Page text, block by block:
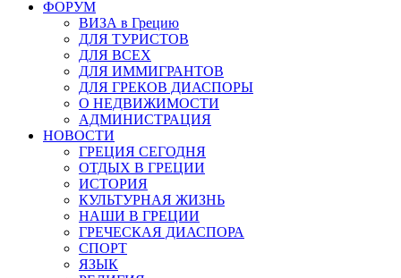
ФОРУМ
ВИЗА в Грецию
ДЛЯ ТУРИСТОВ
ДЛЯ ВСЕХ
ДЛЯ ИММИГРАНТОВ
ДЛЯ ГРЕКОВ ДИАСПОРЫ
О НЕДВИЖИМОСТИ
АДМИНИСТРАЦИЯ
НОВОСТИ
ГРЕЦИЯ СЕГОДНЯ
ОТДЫХ В ГРЕЦИИ
ИСТОРИЯ
КУЛЬТУРНАЯ ЖИЗНЬ
НАШИ В ГРЕЦИИ
ГРЕЧЕСКАЯ ДИАСПОРА
СПОРТ
ЯЗЫК